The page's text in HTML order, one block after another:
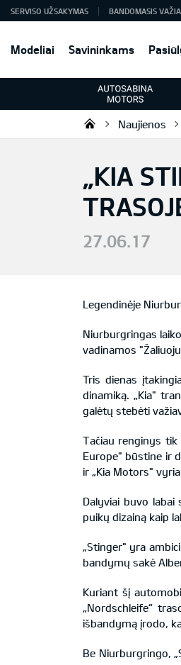
Modeliai Savininkams
SERVISO UŽSAKYMAS BANDOMASIS
KIANaujienos
„KIA
27.06.17
Legendinėje
Niurburgringas
vadinamos
Tris dienas
dinamiką. „Kia"
galėtų stebėti
Tačiau renginys tik
Europe" būstine ir
ir „Kia Motors"
Dalyviai buvo
puikų dizainą kaip
„Stinger" yra
bandymų sakė
Kuriant šį
„Nordschleife“
išbandymą įrodo,
Be Niurburgringo,